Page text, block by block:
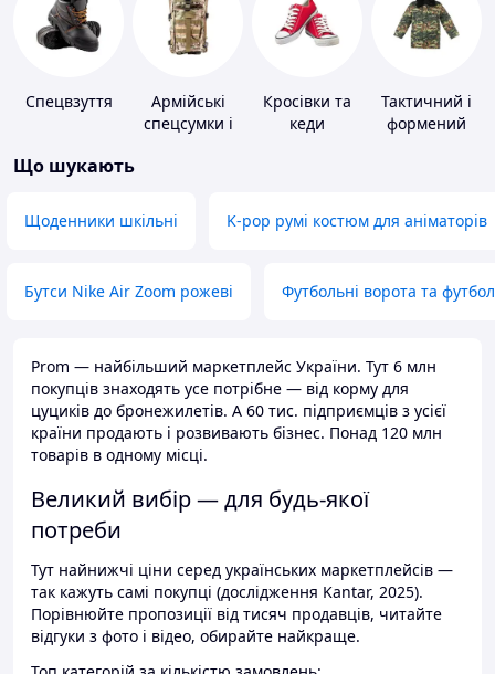
Спецвзуття
Армійські
спецсумки і
Кросівки та
кеди
Тактичний і
формений
Що шукають
Щоденники шкільні K-pop румі костюм для аніматорів
Бутси Nike Air Zoom рожеві Футбольні ворота та
Prom — найбільший маркетплейс України. Тут 6 млн
покупців знаходять усе потрібне — від корму для
цуциків до бронежилетів. А 60 тис. підприємців з усієї
країни продають і розвивають бізнес. Понад 120 млн
товарів в одному місці.
Великий вибір — для будь-якої
потреби
Тут найнижчі ціни серед українських маркетплейсів —
так кажуть самі покупці (дослідження Kantar, 2025).
Порівнюйте пропозиції від тисяч продавців, читайте
відгуки з фото і відео, обирайте найкраще.